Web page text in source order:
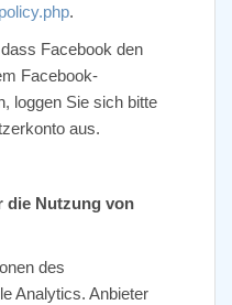
.
Facebook den
Facebook-
loggen Sie sich bitte
aus.
die Nutzung von
des
Analytics. Anbieter